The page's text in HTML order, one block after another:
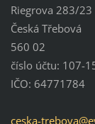
Riegrova 283/23
Česká Třebová
560 02
číslo účtu: 107-
IČO: 64771784
ceska-tr